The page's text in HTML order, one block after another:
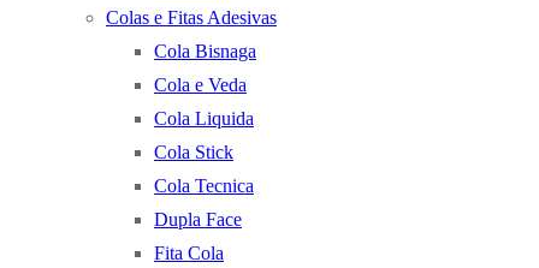
Colas e Fitas Adesivas
Cola Bisnaga
Cola e Veda
Cola Liquida
Cola Stick
Cola Tecnica
Dupla Face
Fita Cola